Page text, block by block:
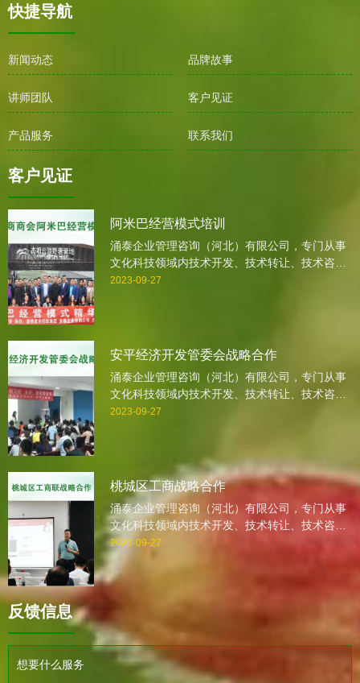
快捷导航
新闻动态 品牌故事
讲师团队 客户见证
产品服务 联系我们
客户见证
阿米巴经营模式培训
涌泰企业管理咨询（河北）有限公司，专门从事
文化科技领域内技术开发、技术转让、技术咨
询、技术服务、企业培训、认证、企业咨询,企业
一个脚印地走过。
2023-09-27
安平经济开发管委会战略合作
涌泰企业管理咨询（河北）有限公司，专门从事
文化科技领域内技术开发、技术转让、技术咨
询、技术服务、企业培训、认证、企业咨询,企业
全力以赴的服务理念，抱着深深地责任感，一步
一个脚印地走过。
2023-09-27
桃城区工商战略合作
涌泰企业管理咨询（河北）有限公司，专门从事
文化科技领域内技术开发、技术转让、技术咨
询、技术服务、企业培训、认证、企业咨询,企业
诊断,会展服务、营销策划的专业咨询公司。自
2005年创业以来，我公司一直本着感恩，诚信，
2023-09-27
反馈信息